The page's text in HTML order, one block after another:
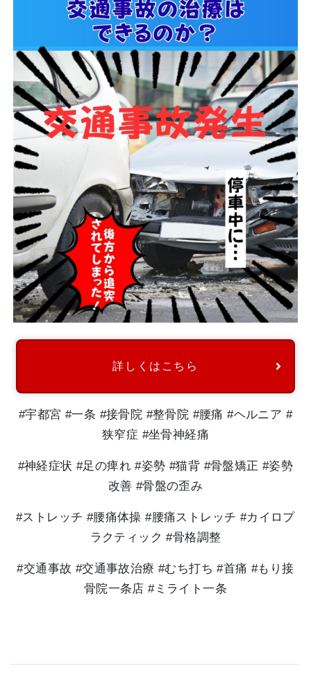
詳しくはこちら
#宇都宮 #一条 #接骨院 #整骨院 #腰痛 #ヘルニア #
狭窄症 #坐骨神経痛
#神経症状 #足の痺れ #姿勢 #猫背 #骨盤矯正 #姿勢
改善 #骨盤の歪み
#ストレッチ #腰痛体操 #腰痛ストレッチ #カイロプ
ラクティック #骨格調整
#交通事故 #交通事故治療 #むち打ち #首痛 #もり接
骨院一条店 #ミライト一条